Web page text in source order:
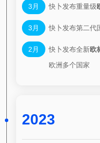
3月 快卜发布重量级
3月 快卜发布第二代
2月 快卜发布全新欧
欧洲多个国家
2023